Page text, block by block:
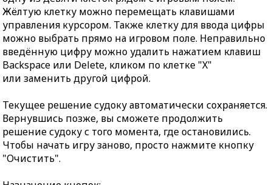
Жёлтую клетку можно перемещать клавишами
управления курсором. Также клетку для ввода цифры
можно выбрать прямо на игровом поле. Неправильно
введённую цифру можно удалить нажатием клавиш
Backspace или Delete, кликом по клетке "X"
или заменить другой цифрой.
Текущее решение судоку автоматически сохраняется.
Вернувшись позже, вы сможете продолжить
решение судоку с того момента, где остановились.
Чтобы начать игру заново, просто нажмите кнопку
"Очистить".